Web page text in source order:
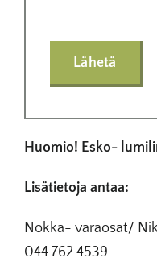
Lähetä
Huomio! Esko-
Lisätietoja antaa:
Nokka- varaosat/
044 762 4539